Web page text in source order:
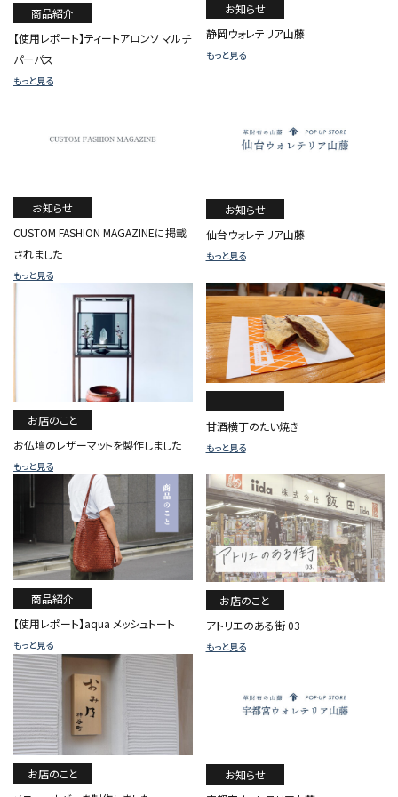
商品紹介
【使用レポート】ティートアロンソ マルチ
パーパス
もっと見る
お知らせ
静岡ウォレテリア山藤
もっと見る
お知らせ
CUSTOM FASHION MAGAZINEに掲載
されました
もっと見る
お知らせ
仙台ウォレテリア山藤
もっと見る
お店のこと
お仏壇のレザーマットを製作しました
もっと見る
甘酒横丁のたい焼き
もっと見る
商品紹介
【使用レポート】aqua メッシュトート
もっと見る
お店のこと
アトリエのある街 03
もっと見る
お店のこと
お知らせ